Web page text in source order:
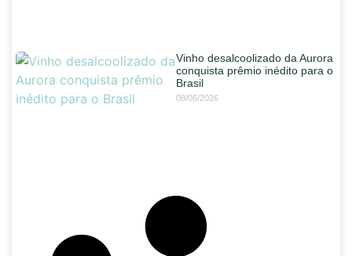
Vinho desalcoolizado da Aurora
conquista prêmio inédito para o
Brasil
08/06/2026